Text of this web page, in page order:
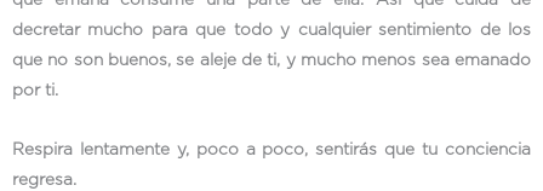
decretar mucho para que todo y cualquier sentimiento de los
que no son buenos, se aleje de ti, y mucho menos sea emanado
por ti.
Respira lentamente y, poco a poco, sentirás que tu conciencia
regresa.